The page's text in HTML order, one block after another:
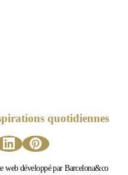
quotidiennes
web développé par Barcelona&co